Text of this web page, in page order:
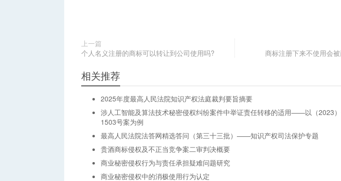
上一篇
个人名义注册的商标可以转让到公司使用吗?
商标注册下来不使用会
相关推荐
2025年度最高人民法院知识产权法庭裁判要旨摘要
涉人工智能及算法技术秘密侵权纠纷案件中举证责任转移的适用——以（2023
1503号案为例
最高人民法院法答网精选答问（第三十三批）——知识产权司法保护专题
贵酒商标侵权及不正当竞争案二审判决概要
商业秘密侵权行为与责任承担疑难问题研究
商业秘密侵权中的消极使用行为认定